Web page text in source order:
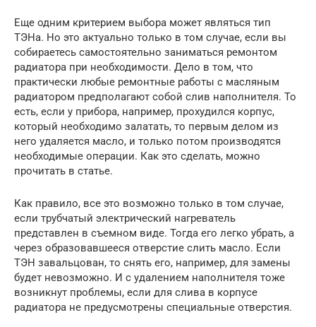
Еще одним критерием выбора может являться тип
ТЭНа. Но это актуально только в том случае, если вы
собираетесь самостоятельно заниматься ремонтом
радиатора при необходимости. Дело в том, что
практически любые ремонтные работы с масляным
радиатором предполагают собой слив наполнителя. То
есть, если у прибора, например, прохудился корпус,
который необходимо залатать, то первым делом из
него удаляется масло, и только потом производятся
необходимые операции. Как это сделать, можно
прочитать в статье.
Как правило, все это возможно только в том случае,
если трубчатый электрический нагреватель
представлен в съемном виде. Тогда его легко убрать, а
через образовавшееся отверстие слить масло. Если
ТЭН завальцован, то снять его, например, для замены
будет невозможно. И с удалением наполнителя тоже
возникнут проблемы, если для слива в корпусе
радиатора не предусмотрены специальные отверстия.